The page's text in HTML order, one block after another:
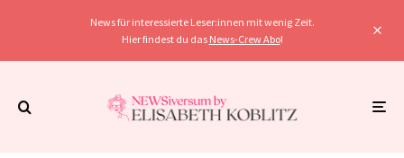
News für interessierte Leser:innen mit wenig Zeit.
Hier findest du das News-Crew Abo!